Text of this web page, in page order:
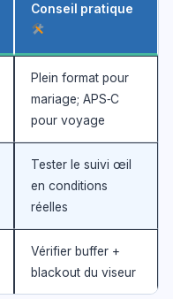
Conseil pratique
Plein format pour
mariage; APS‑C
pour voyage
Tester le suivi œil
en conditions
réelles
Vérifier buffer +
blackout du viseur